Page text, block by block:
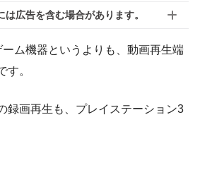
は広告を含む場合があります。
ム機器というよりも、動画再生端
す。
録画再生も、プレイステーション3